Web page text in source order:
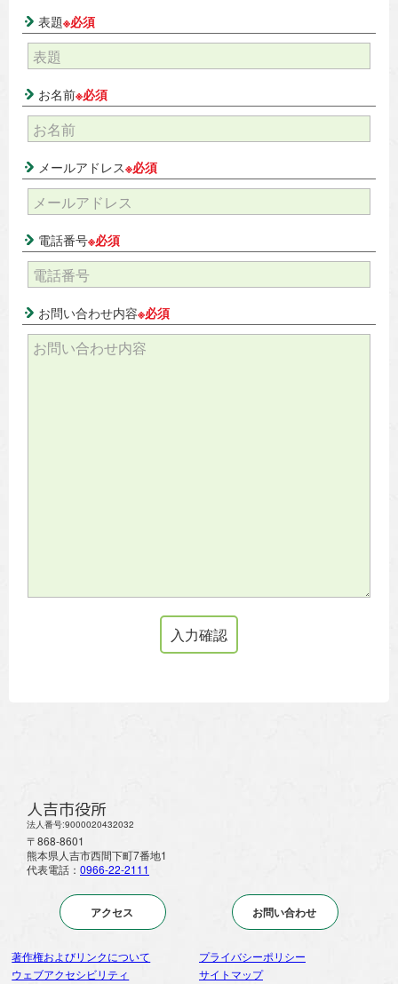
表題※必須
お名前※必須
メールアドレス※必須
電話番号※必須
お問い合わせ内容※必須
人吉市役所
法人番号:9000020432032
〒868-8601
熊本県人吉市西間下町7番地1
代表電話： 0966-22-2111
アクセス お問い合わせ
著作権およびリンクについて
プライバシーポリシー
ウェブアクセシビリティ
サイトマップ